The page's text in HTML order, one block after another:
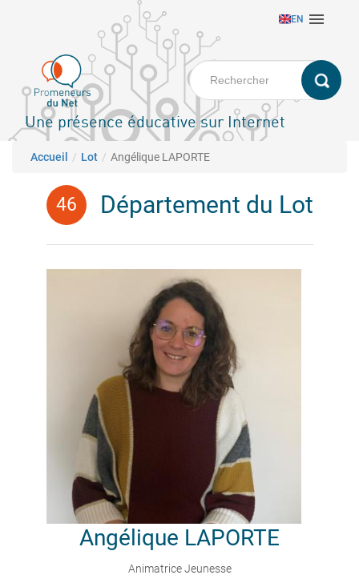
principal
EN 
Une présence éducative sur Internet
Fil d'Ariane
Accueil Lot Angélique LAPORTE
Département du Lot
Angélique LAPORTE
Animatrice Jeunesse